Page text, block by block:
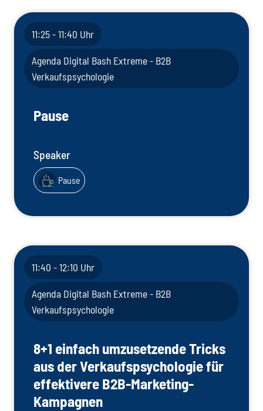
11:25 - 11:40 Uhr
Agenda Digital Bash Extreme - B2B
Verkaufspsychologie
Pause
Speaker
Pause
11:40 - 12:10 Uhr
Agenda Digital Bash Extreme - B2B
Verkaufspsychologie
8+1 einfach umzusetzende Tricks
aus der Verkaufspsychologie für
effektivere B2B-Marketing-
Kampagnen